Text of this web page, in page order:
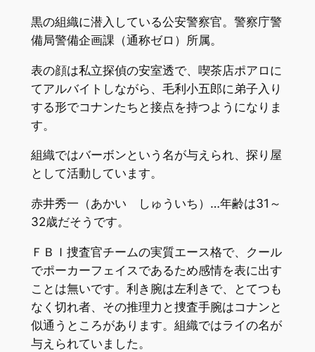
黒の組織に潜入している公安警察官。警察庁警
備局警備企画課（通称ゼロ）所属。
表の顔は私立探偵の安室透で、喫茶店ポアロに
てアルバイトしながら、毛利小五郎に弟子入り
する形でコナンたちと接点を持つようになりま
す。
組織ではバーボンという名が与えられ、探り屋
として活動しています。
赤井秀一（あかい しゅういち）…年齢は31～
32歳だそうです。
ＦＢＩ捜査官チームの実質エース格で、クール
でポーカーフェイスであるため感情を表に出す
ことは無いです。利き腕は左利きで、とてつも
なく切れ者、その推理力と捜査手腕はコナンと
似通うところがあります。組織ではライの名が
与えられていました。